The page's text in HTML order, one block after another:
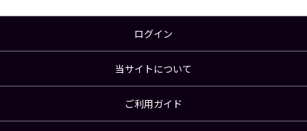
ログイン
当サイトについて
ご利用ガイド